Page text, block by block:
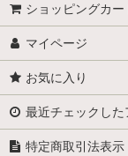
ショッピングカー
マイページ
お気に入り
最近チェックした
特定商取引法表示